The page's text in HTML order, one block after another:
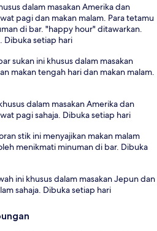
dalam masakan Amerika dan
pagi dan makan malam. Para tetamu
di bar. "happy hour" ditawarkan.
Dibuka setiap hari
sukan ini khusus dalam masakan
makan tengah hari dan makan malam.
dalam masakan Amerika dan
pagi sahaja. Dibuka setiap hari
stik ini menyajikan makan malam
menikmati minuman di bar. Dibuka
ini khusus dalam masakan Jepun dan
sahaja. Dibuka setiap hari